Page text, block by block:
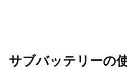
サブバッテリーの